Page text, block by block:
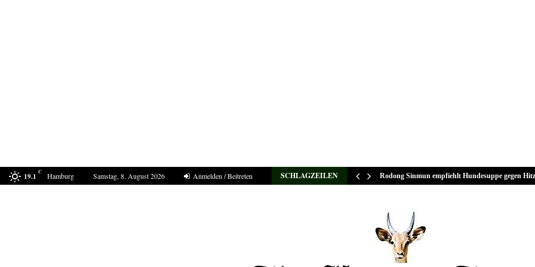
19.1 C Hamburg Samstag, 8. August 2026 Anmelden / Beitreten SCHLAGZEILEN
In Ceuta eskaliert die Situation erneut Rodong Sinmun empfiehlt Hundesuppe gegen